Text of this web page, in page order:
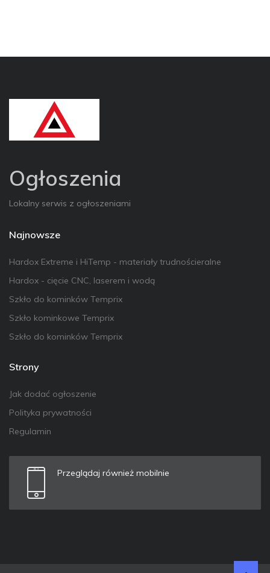
Ogłoszenia
Lokalny serwis z ogłoszeniami
Najnowsze
Hardox Extreme i HiTemp - materiały trudnościeralne
Hardox - cięcie CNC, laserem i wodą
Szkło do kominków Temprix
Szkło kominkowe Temprix
Szkło do kominków Temprix
Strony
Jak dodać ogłoszenie
Polityka prywatności
Regulamin
Przeglądaj również mobilnie